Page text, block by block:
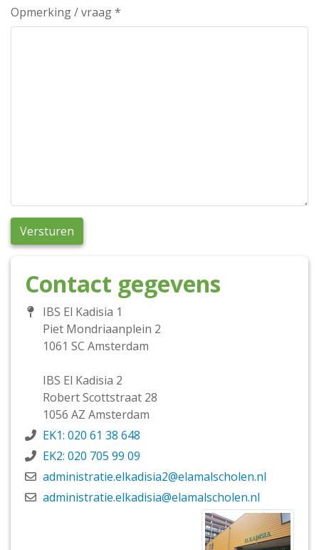
Opmerking / vraag*
Versturen
Contact gegevens
IBS El Kadisia 1
Piet Mondriaanplein 2
1061 SC Amsterdam
IBS El Kadisia 2
Robert Scottstraat 28
1056 AZ Amsterdam
EK1: 020 61 38 648
EK2: 020 705 99 09
administratie.elkadisia2@elamalscholen.nl
administratie.elkadisia@elamalscholen.nl